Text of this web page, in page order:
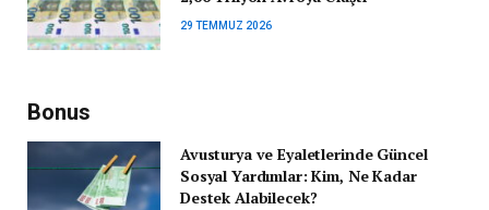
29 TEMMUZ 2026
Bonus
Avusturya ve Eyaletlerinde Güncel
Sosyal Yardımlar: Kim, Ne Kadar
Destek Alabilecek?